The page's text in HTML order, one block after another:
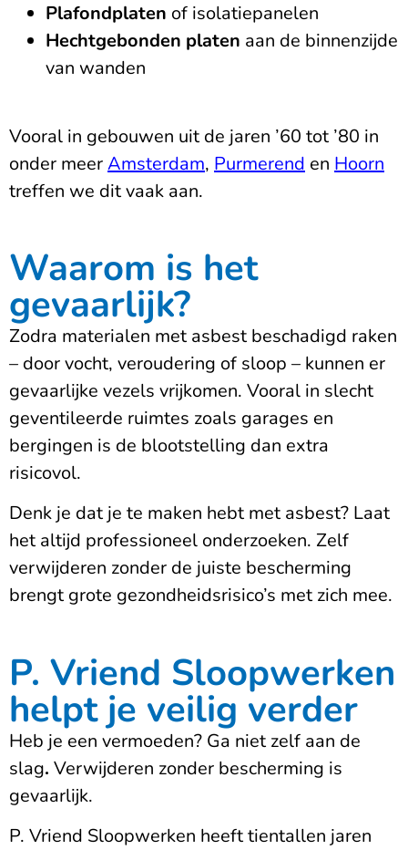
Plafondplaten of isolatiepanelen
Hechtgebonden platen aan de binnenzijde
van wanden
Vooral in gebouwen uit de jaren ’60 tot ’80 in
onder meerAmsterdam, Purmerend en Hoorn
treffen we dit vaak aan.
Waarom is het
gevaarlijk?
Zodra materialen met asbest beschadigd raken
– door vocht, veroudering of sloop – kunnen er
gevaarlijke vezels vrijkomen. Vooral in slecht
geventileerde ruimtes zoals garages en
bergingen is de blootstelling dan extra
risicovol.
Denk je dat je te maken hebt met asbest? Laat
het altijd professioneel onderzoeken. Zelf
verwijderen zonder de juiste bescherming
brengt grote gezondheidsrisico’s met zich mee.
P. Vriend Sloopwerken
helpt je veilig verder
Heb je een vermoeden? Ga niet zelf aan de
slag. Verwijderen zonder bescherming is
gevaarlijk.
P. Vriend Sloopwerken heeft tientallen jaren